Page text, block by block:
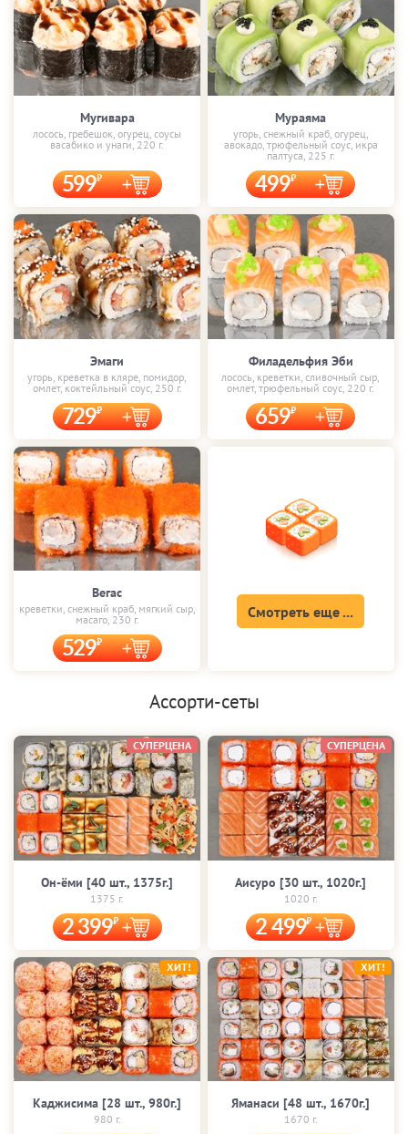
Мугивара
лосось, гребешок, огурец, соусы
васабико и унаги, 220 г.
599
Мураяма
угорь, снежный краб, огурец,
авокадо, трюфельный соус, икра
палтуса, 225 г.
499
Эмаги
угорь, креветка в кляре, помидор,
омлет, коктейльный соус, 250 г.
729
Филадельфия Эби
лосось, креветки, сливочный сыр,
омлет, трюфельный соус, 220 г.
659
Вегас
креветки, снежный краб, мягкий сыр,
масаго, 230 г.
529
Смотреть еще ...
Ассорти-сеты
Он-ёми [40 шт., 1375г.]
1375 г.
2 399
СУПЕРЦЕНА
Аисуро [30 шт., 1020г.]
1020 г.
2 499
СУПЕРЦЕНА
Каджисима [28 шт., 980г.]
980 г.
ХИТ!
Яманаси [48 шт., 1670г.]
1670 г.
ХИТ!